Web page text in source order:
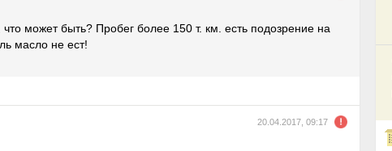
может быть? Пробег более 150 т. км. есть подозрение на
масло не ест!
20.04.2017, 09:17